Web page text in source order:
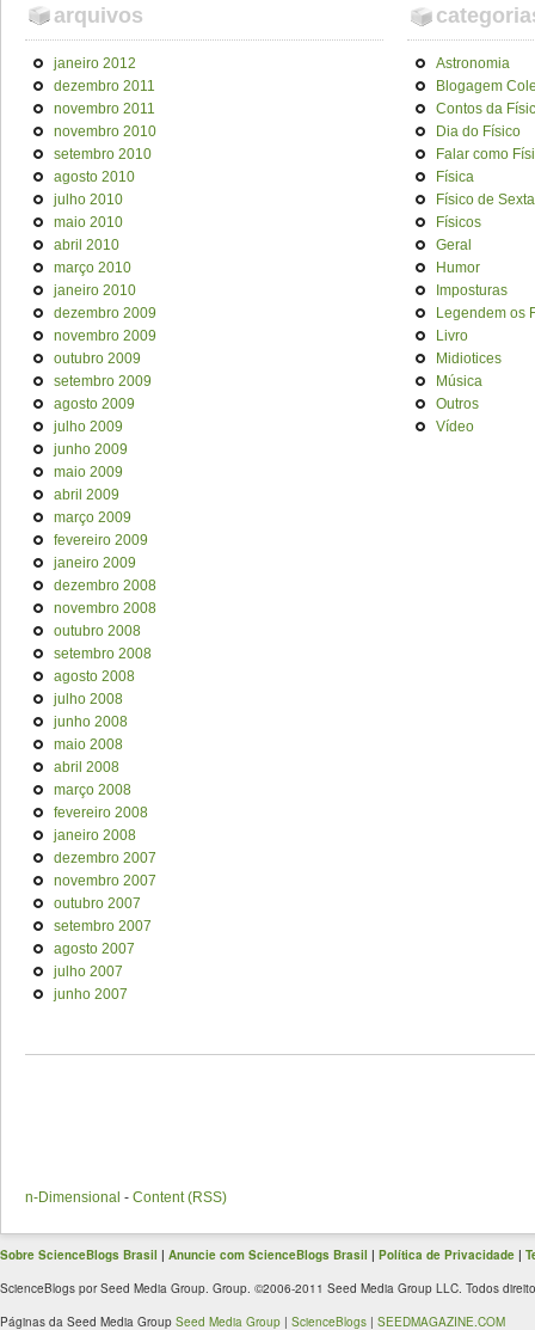
arquivos
janeiro 2012
dezembro 2011
novembro 2011
novembro 2010
setembro 2010
agosto 2010
julho 2010
maio 2010
abril 2010
março 2010
janeiro 2010
dezembro 2009
novembro 2009
outubro 2009
setembro 2009
agosto 2009
julho 2009
junho 2009
maio 2009
abril 2009
março 2009
fevereiro 2009
janeiro 2009
dezembro 2008
novembro 2008
outubro 2008
setembro 2008
agosto 2008
julho 2008
junho 2008
maio 2008
abril 2008
março 2008
fevereiro 2008
janeiro 2008
dezembro 2007
novembro 2007
outubro 2007
setembro 2007
agosto 2007
julho 2007
junho 2007
Astronomia
Blogagem
Contos da
Dia do Físico
Falar como
Física
Físico de Sexta
Físicos
Geral
Humor
Imposturas
Legendem os
Livro
Midiotices
Música
Outros
Vídeo
n-Dimensional - Content (RSS)
Sobre ScienceBlogs Brasil | Anuncie com ScienceBlogs Brasil | Política de Privacidade |
ScienceBlogs por Seed Media Group. Group. ©2006-2011 Seed Media Group LLC. Todos
Páginas da Seed Media Group Seed Media Group | ScienceBlogs | SEEDMAGAZINE.COM